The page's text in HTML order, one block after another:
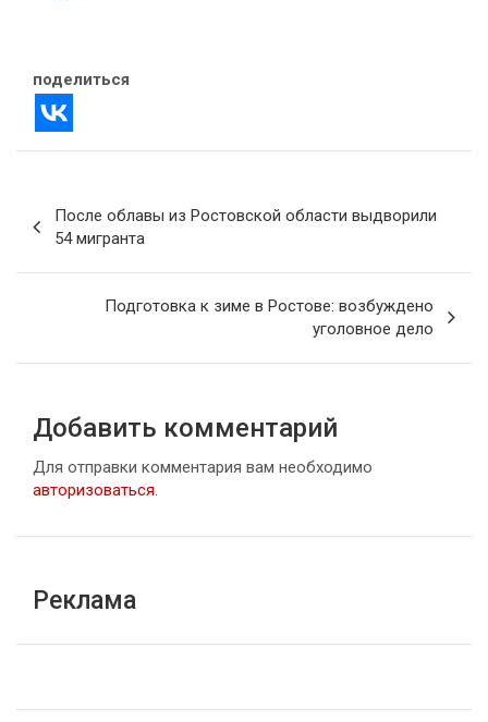
поделиться
по
записям
После облавы из Ростовской области выдворили
54 мигранта
Подготовка к зиме в Ростове: возбуждено
уголовное дело
Добавить комментарий
Для отправки комментария вам необходимо
авторизоваться.
Реклама